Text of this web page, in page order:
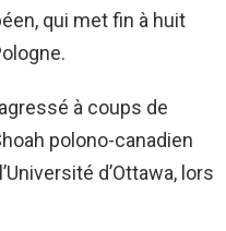
qui met fin à huit
à coups de
polono-canadien
d’Ottawa, lors